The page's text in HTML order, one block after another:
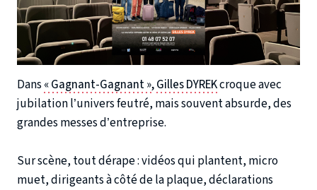
Dans « Gagnant-Gagnant »,Gilles DYREKcroque avec
jubilation l’univers feutré, mais souvent absurde, des
grandes messes d’entreprise.
Sur scène, tout dérape : vidéos qui plantent, micro
muet, dirigeants à côté de la plaque, déclarations